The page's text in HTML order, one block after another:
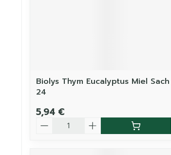
Biolys Thym Eucalyptus Miel Sach
24
5,94 €
Quantité